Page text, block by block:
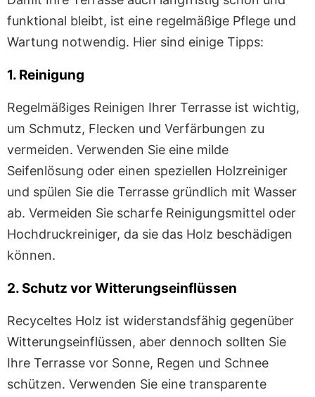
funktional bleibt, ist eine regelmäßige Pflege und
Wartung notwendig. Hier sind einige Tipps:
1. Reinigung
Regelmäßiges Reinigen Ihrer Terrasse ist wichtig,
um Schmutz, Flecken und Verfärbungen zu
vermeiden. Verwenden Sie eine milde
Seifenlösung oder einen speziellen Holzreiniger
und spülen Sie die Terrasse gründlich mit Wasser
ab. Vermeiden Sie scharfe Reinigungsmittel oder
Hochdruckreiniger, da sie das Holz beschädigen
können.
2. Schutz vor Witterungseinflüssen
Recyceltes Holz ist widerstandsfähig gegenüber
Witterungseinflüssen, aber dennoch sollten Sie
Ihre Terrasse vor Sonne, Regen und Schnee
schützen. Verwenden Sie eine transparente